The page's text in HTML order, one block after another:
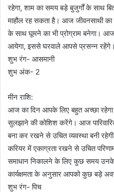
रहेगा, शाम का समय बड़े बुजुर्गों के साथ
माहौल रह सकता है। आज जीवनसाथी
के साथ घूमने का भी प्रोग्राम बनेगा।
आयेगा, इससे घरवाले आपसे प्रसन्न रहेंगे।
शुभ रंग- आसमानी
शुभ अंक- 2
मीन राशि:
आज का दिन आपके लिए बहुत अच्छा
सुलझाने की कोशिश करेंगे। आज
बना कर रखने से उचित व्यवस्था बनी
करियर में एकाग्रता रखने से उचित
समाधान निकालने के लिए कुछ समय
कार्यक्षमता के अनुसार आपको कुछ बड़े
शुभ रंग- पिच